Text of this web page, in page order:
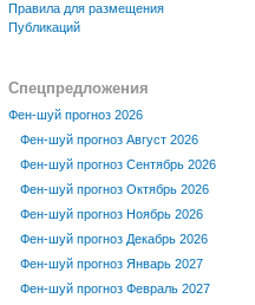
Правила для размещения
Публикаций
Спецпредложения
Фен-шуй прогноз 2026
Фен-шуй прогноз Август 2026
Фен-шуй прогноз Сентябрь 2026
Фен-шуй прогноз Октябрь 2026
Фен-шуй прогноз Ноябрь 2026
Фен-шуй прогноз Декабрь 2026
Фен-шуй прогноз Январь 2027
Фен-шуй прогноз Февраль 2027